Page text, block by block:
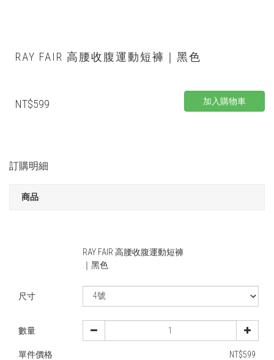
RAY FAIR 高腰收腹運動短褲｜黑色
NT$599 加入購物車
訂購明細
商品
RAY FAIR 高腰收腹運動短褲
｜黑色
尺寸
數量
單件價格 NT$599